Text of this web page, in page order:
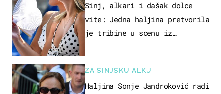
Sinj, alkari i dašak dolce
vite: Jedna haljina pretvorila
je tribine u scenu iz
ZA SINJSKU ALKU
Haljina Sonje Jandroković radi